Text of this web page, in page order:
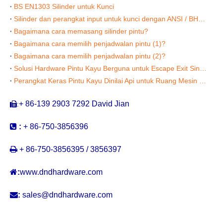
BS EN1303 Silinder untuk Kunci
Bagaimana cara memasang silinder pintu?
Bagaimana cara memilih penjadwalan pintu (1)?
Bagaimana cara memilih penjadwalan pintu (2)?
:+ 86-139 2903 7292 David Jian
 : + 86-750-3856396
 + 86-750-3856395 / 3856397
:www.dndhardware.com
: sales@dndhardware.com
Kunci Kunci Kuningan Solid DDDLC003 Brass Yale Keys Euro Thumbturn Cylinder-DDLC004